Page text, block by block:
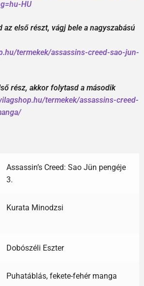
HU
az első részt, vágj bele a nagyszabású
termekek/assassins-creed-sao-jun-
rész, akkor folytasd a második
termekek/assassins-creed-
Assassin’s Creed: Sao Jün pengéje
3.
Kurata Minodzsi
Dobószéli Eszter
Puhatáblás, fekete-fehér manga